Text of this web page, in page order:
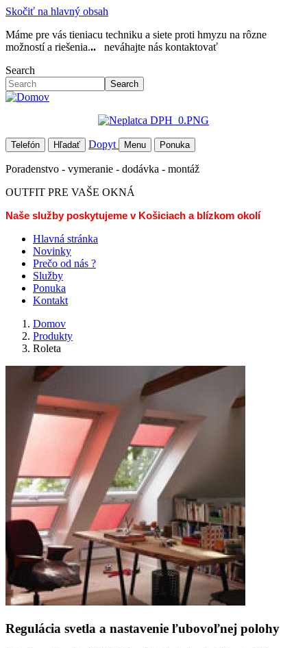
Skočiť na hlavný obsah
Máme pre vás tieniacu techniku a siete proti hmyzu na rôzne
možností a riešenia...
neváhajte nás kontaktovať
Search
Search
Telefón Hľadať Dopyt Menu Ponuka
Poradenstvo - vymeranie - dodávka - montáž
OUTFIT PRE VAŠE OKNÁ
Naše služby poskytujeme v Košiciach a blízkom okolí
Hlavná stránka
Novinky
Prečo od nás ?
Služby
Ponuka
Kontakt
Domov
Produkty
Roleta
Regulácia svetla a nastavenie ľubovoľnej polohy